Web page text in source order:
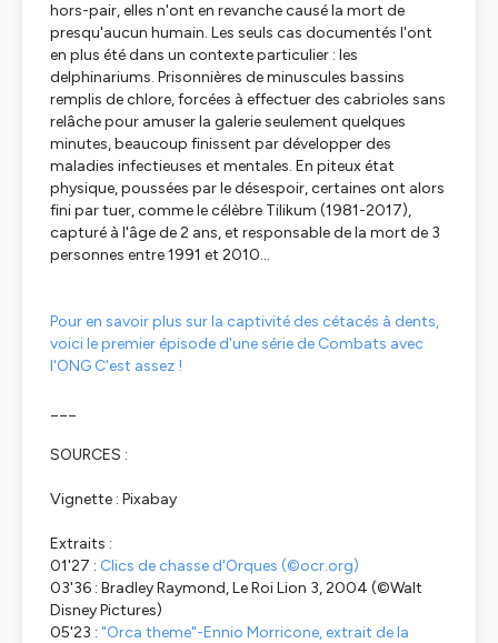
hors-pair, elles n'ont en revanche causé la mort de
presqu'aucun humain. Les seuls cas documentés l'ont
en plus été dans un contexte particulier : les
delphinariums. Prisonnières de minuscules bassins
remplis de chlore, forcées à effectuer des cabrioles sans
relâche pour amuser la galerie seulement quelques
minutes, beaucoup finissent par développer des
maladies infectieuses et mentales. En piteux état
physique, poussées par le désespoir, certaines ont alors
fini par tuer, comme le célèbre Tilikum (1981-2017),
capturé à l'âge de 2 ans, et responsable de la mort de 3
personnes entre 1991 et 2010...
Pour en savoir plus sur la captivité des cétacés à dents,
voici le premier épisode d'une série de Combats avec
l'ONG C'est assez !
SOURCES :
Vignette : Pixabay
Extraits :
01'27 : Clics de chasse d'Orques (©ocr.org)
03'36 : Bradley Raymond,Le Roi Lion 3, 2004 (©Walt
Disney Pictures)
05'23 : "Orca theme"-Ennio Morricone, extrait de la